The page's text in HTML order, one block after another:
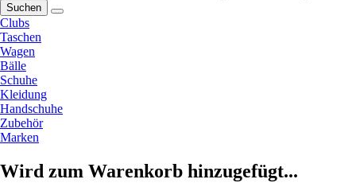
Suchen
Clubs
Taschen
Wagen
Bälle
Schuhe
Kleidung
Handschuhe
Zubehör
Marken
Wird zum Warenkorb hinzugefügt...